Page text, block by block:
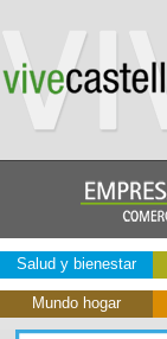
Salud y bienestar
Mundo hogar